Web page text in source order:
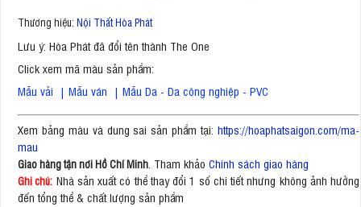
Thương hiệu: Nội Thất Hòa Phát
Lưu ý: Hòa Phát đã đổi tên thành The One
Click xem mã màu sản phẩm:
Mẫu vải | Mẫu ván | Mẫu Da - Da công nghiệp - PVC
Xem bảng màu và dung sai sản phẩm tại: https://hoaphatsaigon.com/ma-
mau
Giao hàng tận nơi Hồ Chí Minh . Tham khảo Chính sách giao hàng
Ghi chú: Nhà sản xuất có thể thay đổi 1 số chi tiết nhưng không ảnh hưởng
đến tổng thể & chất lượng sản phẩm